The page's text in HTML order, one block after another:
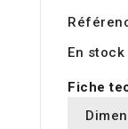
En stock
Fiche